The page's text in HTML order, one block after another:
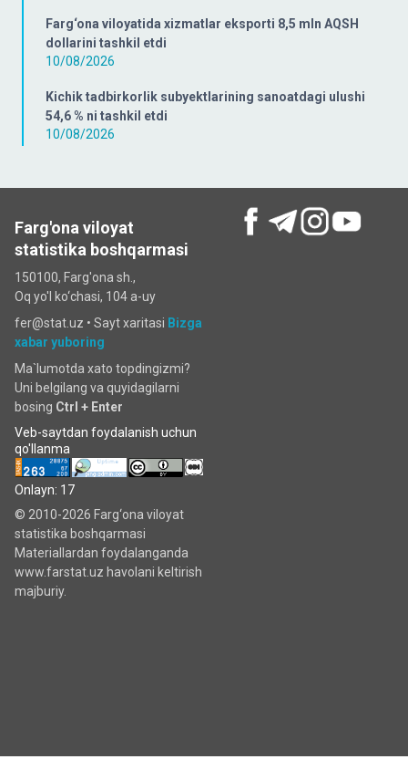
Farg‘ona viloyatida xizmatlar eksporti 8,5 mln AQSH
dollarini tashkil etdi
10/08/2026
Kichik tadbirkorlik subyektlarining sanoatdagi ulushi
54,6 % ni tashkil etdi
10/08/2026
Farg'ona viloyat
statistika boshqarmasi
150100, Farg'ona sh.,
Oq yo'l ko‘chаsi, 104 a-uy
fer@stat.uz • Sayt xaritasi Bizga
xabar yuboring
Ma`lumotda xato topdingizmi?
Uni belgilang va quyidagilarni
bosing Ctrl + Enter
Veb-saytdan foydalanish uchun
qo'llanma
Onlayn: 17
© 2010-2026 Farg‘ona viloyat
statistika boshqarmasi
Materiallardan foydalanganda
www.farstat.uz havolani keltirish
majburiy.